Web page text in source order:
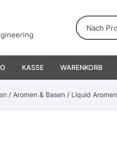
KASSE WARENKORB
/ Aromen & Basen / Liquid Aromen